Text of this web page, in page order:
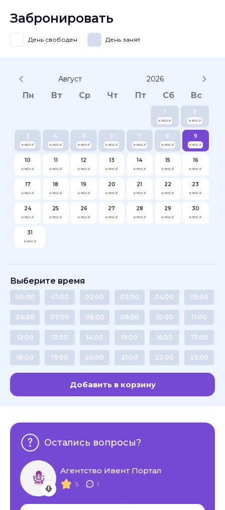
Забронировать
День свободен День занят
Август 2026
Пн Вт Ср Чт Пт Сб Вс
1
6 800 ₽
2
6 800 ₽
3
6 800 ₽
4
6 800 ₽
5
6 800 ₽
6
6 800 ₽
7
6 800 ₽
8
6 800 ₽
9
6 800 ₽
10
6 800 ₽
11
6 800 ₽
12
6 800 ₽
13
6 800 ₽
14
6 800 ₽
15
6 800 ₽
16
6 800 ₽
17
6 800 ₽
18
6 800 ₽
19
6 800 ₽
20
6 800 ₽
21
6 800 ₽
22
6 800 ₽
23
6 800 ₽
24
6 800 ₽
25
6 800 ₽
26
6 800 ₽
27
6 800 ₽
28
6 800 ₽
29
6 800 ₽
30
6 800 ₽
31
6 800 ₽
Выберите время
00:00 01:00 02:00 03:00 04:00 05:00
06:00 07:00 08:00 09:00 10:00 11:00
12:00 13:00 14:00 15:00 16:00 17:00
18:00 19:00 20:00 21:00 22:00 23:00
Добавить в корзину
Остались вопросы?
Агентство Ивент Портал
5 1